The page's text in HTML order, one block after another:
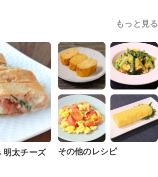
もっと見る
明太チーズ
その他のレシピ